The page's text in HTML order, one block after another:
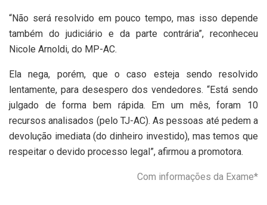
“Não será resolvido em pouco tempo, mas isso depende
também do judiciário e da parte contrária”, reconheceu
Nicole Arnoldi, do MP-AC.
Ela nega, porém, que o caso esteja sendo resolvido
lentamente, para desespero dos vendedores. “Está sendo
julgado de forma bem rápida. Em um mês, foram 10
recursos analisados (pelo TJ-AC). As pessoas até pedem a
devolução imediata (do dinheiro investido), mas temos que
respeitar o devido processo legal”, afirmou a promotora.
Com informações da Exame*